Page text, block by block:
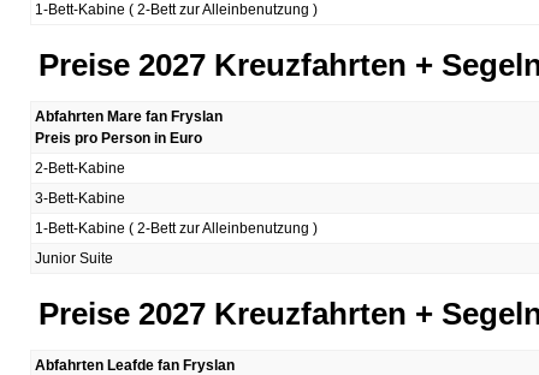
1-Bett-Kabine ( 2-Bett zur Alleinbenutzung )
Preise 2027 Kreuzfahrten +
Abfahrten Mare fan Fryslan
Preis pro Person in Euro
2-Bett-Kabine
3-Bett-Kabine
1-Bett-Kabine ( 2-Bett zur Alleinbenutzung )
Junior Suite
Preise 2027 Kreuzfahrten +
Abfahrten Leafde fan Fryslan